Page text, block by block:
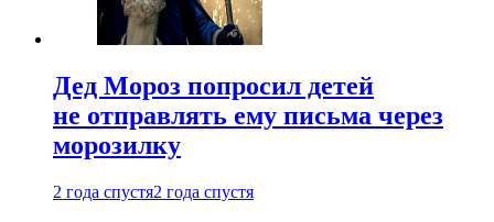
Дед Мороз попросил детей
не отправлять ему письма через
морозилку
2 года спустя2 года спустя